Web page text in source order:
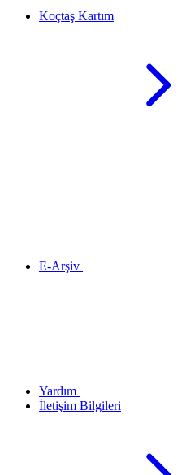
Koçtaş Kartım
E-Arşiv
Yardım
İletişim Bilgileri